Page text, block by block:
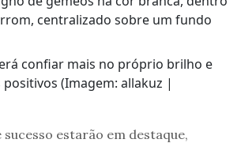
confiar mais no próprio brilho e
(Imagem: allakuz |
estarão em destaque,